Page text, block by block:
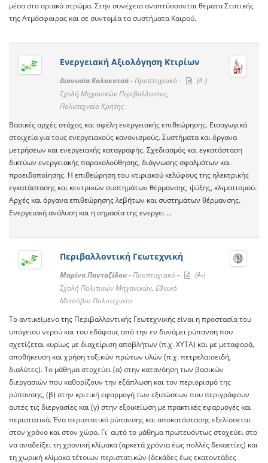
μέσα στο οριακό στρώμα. Στην συνέχεια αναπτύσσονται θέματα Στατικής
της Ατμόσφαιρας και σε συντομία τα συστήματα Καιρού.
Ενεργειακή Αξιολόγηση Κτιρίων
Διονυσία Κολοκοτσά -Προπτυχιακό -
(A-)
Σχολή Μηχανικών Περιβάλλοντος,
Πολυτεχνείο Κρήτης
Βασικές αρχές στόχος και οφέλη ενεργειακής επιθεώρησης. Εισαγωγικά
στοιχεία για τους ενεργειακούς κανονισμούς. Συστήματα και όργανα
μετρήσεων και ενεργειακής καταγραφής. Σχεδιασμός και εγκατάσταση
δικτύων ενεργειακής παρακολούθησης, διάγνωσης σφαλμάτων και
προειδοποίησης. Η επιθεώρηση του κτιριακού κελύφους της ηλεκτρικής
εγκατάστασης και κεντρικών συστημάτων θέρμανσης, ψύξης, κλιματισμού.
Αρχές και όργανα επιθεώρησης λεβήτων και συστημάτων θέρμανσης.
Ενεργειακή ανάλυση και η σημασία της ενεργει ...
Περιβαλλοντική Γεωτεχνική
Μαρίνα Πανταζίδου -Προπτυχιακό -
(A-)
Σχολή Πολιτικών Μηχανικών, Εθνικό
Μετσόβιο Πολυτεχνείο
Το αντικείμενο της Περιβαλλοντικής Γεωτεχνικής είναι η προστασία του
υπόγειου νερού και του εδάφους από την εν δυνάμει ρύπανση που
σχετίζεται κυρίως με διαχείριση αποβλήτων (π.χ. ΧΥΤΑ) και με μεταφορά,
αποθήκευση και χρήση τοξικών πρώτων υλών (π.χ. πετρελαιοειδή,
διαλύτες). Το μάθημα στοχεύει (α) στην κατανόηση των βασικών
διεργασιών που καθορίζουν την εξάπλωση και τον περιορισμό της
ρύπανσης, (β) στην κριτική εφαρμογή των εξισώσεων που περιγράφουν
αυτές τις διεργασίες και (γ) στην εξοικείωση με πρακτικές εφαρμογές και
περιστατικά. Ένα περιστατικό ρύπανσης και αποκατάστασης εξελίσσεται
στον χρόνο και στον χώρο. Γι' αυτό το μάθημα πρωτευόντως στοχεύει στο
να αναδείξει τη χρονική κλίμακα (αρκετά χρόνια έως πολλές δεκαετίες) και
τη χωρική κλίμακα τέτοιων περιστατικών (δεκάδες έως εκατοντάδες